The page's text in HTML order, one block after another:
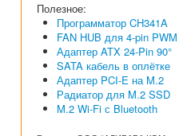
Полезное:
Программатор CH341A
FAN HUB для 4-pin PWM
Адаптер ATX 24-Pin 90°
SATA кабель в оплётке
Адаптер PCI-E на M.2
Радиатор для M.2 SSD
M.2 Wi-Fi с Bluetooth